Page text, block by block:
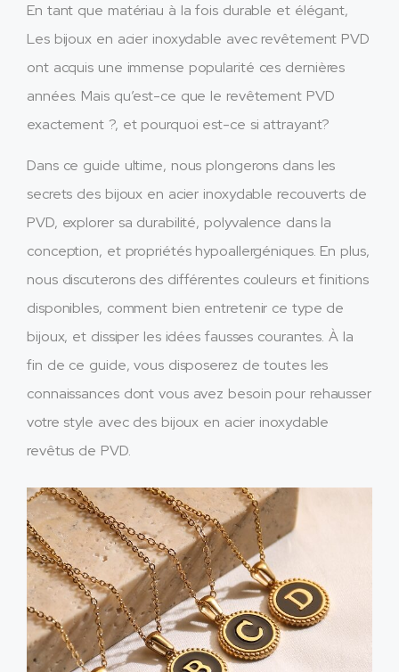
En tant que matériau à la fois durable et élégant,
Les bijoux en acier inoxydable avec revêtement PVD
ont acquis une immense popularité ces dernières
années. Mais qu’est-ce que le revêtement PVD
exactement ?, et pourquoi est-ce si attrayant?
Dans ce guide ultime, nous plongerons dans les
secrets des bijoux en acier inoxydable recouverts de
PVD, explorer sa durabilité, polyvalence dans la
conception, et propriétés hypoallergéniques. En plus,
nous discuterons des différentes couleurs et finitions
disponibles, comment bien entretenir ce type de
bijoux, et dissiper les idées fausses courantes. À la
fin de ce guide, vous disposerez de toutes les
connaissances dont vous avez besoin pour rehausser
votre style avec des bijoux en acier inoxydable
revêtus de PVD.